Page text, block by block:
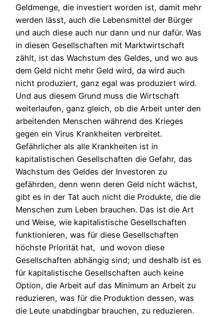
Geldmenge, die investiert worden ist, damit mehr
werden lässt, auch die Lebensmittel der Bürger
und auch diese auch nur dann und nur dafür. Was
in diesen Gesellschaften mit Marktwirtschaft
zählt, ist das Wachstum des Geldes, und wo aus
dem Geld nicht mehr Geld wird, da wird auch
nicht produziert, ganz egal was produziert wird.
Und aus diesem Grund muss die Wirtschaft
weiterlaufen, ganz gleich, ob die Arbeit unter den
arbeitenden Menschen während des Krieges
gegen ein Virus Krankheiten verbreitet.
Gefährlicher als alle Krankheiten ist in
kapitalistischen Gesellschaften die Gefahr, das
Wachstum des Geldes der Investoren zu
gefährden, denn wenn deren Geld nicht wächst,
gibt es in der Tat auch nicht die Produkte, die die
Menschen zum Leben brauchen. Das ist die Art
und Weise, wie kapitalistische Gesellschaften
funktionieren, was für diese Gesellschaften
höchste Priorität hat, und wovon diese
Gesellschaften abhängig sind; und deshalb ist es
für kapitalistische Gesellschaften auch keine
Option, die Arbeit auf das Minimum an Arbeit zu
reduzieren, was für die Produktion dessen, was
die Leute unabdingbar brauchen, zu reduzieren.